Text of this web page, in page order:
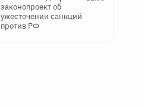
законопроект об
ужесточении санкций
против РФ